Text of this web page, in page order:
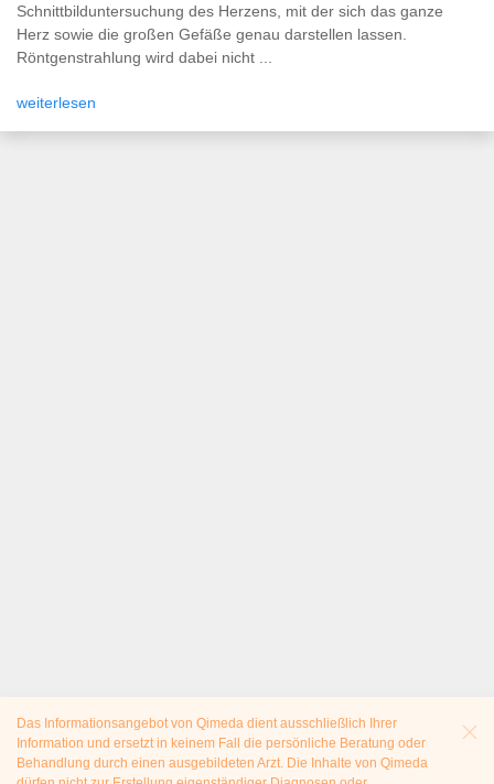
Schnittbilduntersuchung des Herzens, mit der sich das ganze
Herz sowie die großen Gefäße genau darstellen lassen.
Röntgenstrahlung wird dabei nicht ...
weiterlesen
Das Informationsangebot von Qimeda dient ausschließlich Ihrer
Information und ersetzt in keinem Fall die persönliche Beratung oder
Behandlung durch einen ausgebildeten Arzt. Die Inhalte von Qimeda